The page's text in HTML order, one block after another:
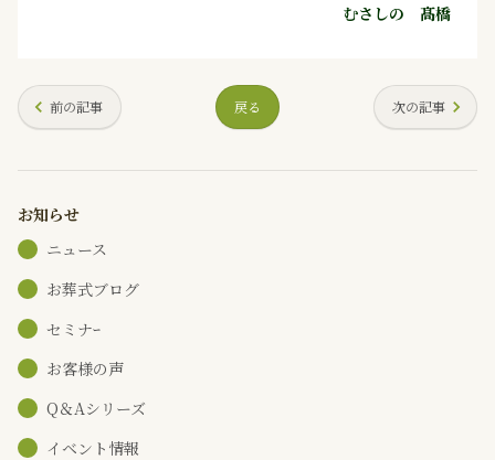
むさしの 髙橋
前の記事 戻る 次の記事
お知らせ
ニュース
お葬式ブログ
セミナｰ
お客様の声
Q＆Aシリーズ
イベント情報